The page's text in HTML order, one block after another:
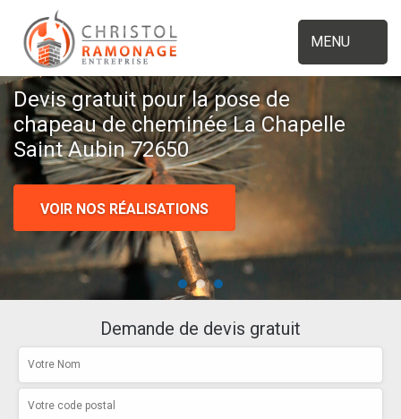
MENU
Devis gratuit pour la pose de
chapeau de cheminée La Chapelle
Saint Aubin 72650
VOIR NOS RÉALISATIONS
Demande de devis gratuit